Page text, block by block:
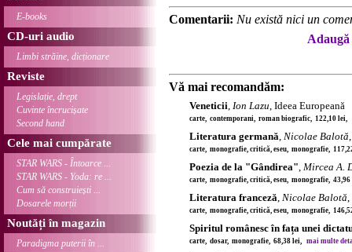
E-books
CD-uri audio
Limbi străine, dicționare
Reviste
Legislație, drept
Cuvinte încrucișate
Second hand
Cele mai cumpărate
STAR WARS - Întoarce ...
STAR WARS - Yoda: re ...
Cum să construiești ...
Dosarele morții
Noutăți în magazin
Paradigma puterii în ...
Comentarii: Nu există nici un
Vă mai recomandăm:
Veneticii, Ion Lazu, Ideea Europeană
carte, contemporani, roman biografic, 122,10 lei,
Literatura germană, Nicolae Balotă
carte, monografie, critică, eseu, monografie,
Poezia de la "Gândirea", Mircea A.
carte, monografie, critică, eseu, monografie,
Literatura franceză, Nicolae Balotă,
carte, monografie, critică, eseu, monografie,
Spiritul românesc în fața unei
carte, dosar, monografie, 68,38 lei, mai multe